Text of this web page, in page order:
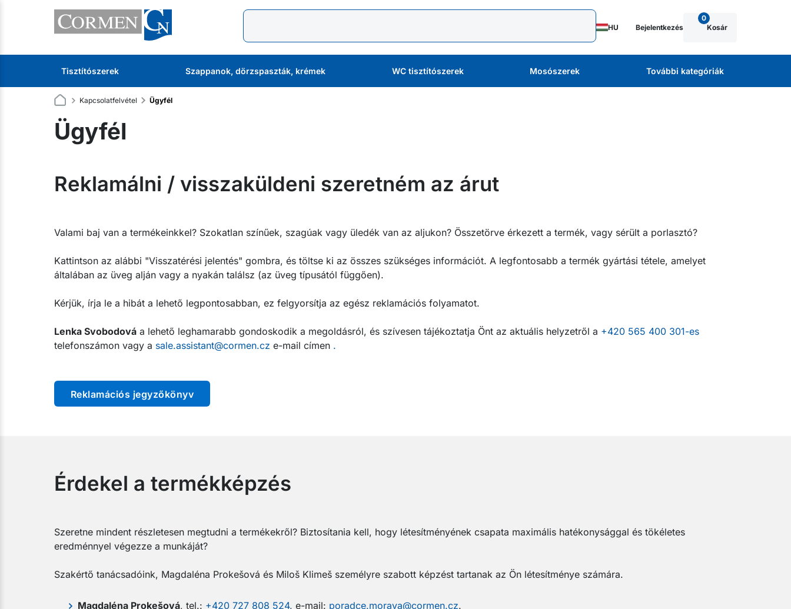
HU Bejelentkezés
0
Kosár
Tisztítószerek Szappanok, dörzspaszták, krémek WC tisztítószerek Mosószerek További kategóriák
Kapcsolatfelvétel Ügyfél
Ügyfél
Reklamálni / visszaküldeni szeretném az árut
Valami baj van a termékeinkkel? Szokatlan színűek, szagúak vagy üledék van az aljukon? Összetörve érkezett a termék, vagy sérült a porlasztó?
Kattintson az alábbi "Visszatérési jelentés" gombra, és töltse ki az összes szükséges információt. A legfontosabb a termék gyártási tétele, amelyet
általában az üveg alján vagy a nyakán találsz (az üveg típusától függően).
Kérjük, írja le a hibát a lehető legpontosabban, ez felgyorsítja az egész reklamációs folyamatot.
Lenka Svobodová a lehető leghamarabb gondoskodik a megoldásról, és szívesen tájékoztatja Önt az aktuális helyzetről a +420 565 400 301-es
telefonszámon vagy a sale.assistant@cormen.cz e-mail címen .
Reklamációs jegyzőkönyv
Érdekel a termékképzés
Szeretne mindent részletesen megtudni a termékekről? Biztosítania kell, hogy létesítményének csapata maximális hatékonysággal és tökéletes
eredménnyel végezze a munkáját?
Szakértő tanácsadóink, Magdaléna Prokešová és Miloš Klimeš személyre szabott képzést tartanak az Ön létesítménye számára.
Magdaléna Prokešová, tel.: +420 727 808 524, e-mail: poradce.morava@cormen.cz.